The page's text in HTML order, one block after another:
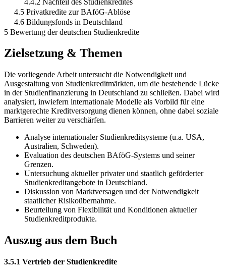
4.5 Privatkredite zur BAföG-Ablöse
4.6 Bildungsfonds in Deutschland
5 Bewertung der deutschen Studienkredite
Zielsetzung & Themen
Die vorliegende Arbeit untersucht die Notwendigkeit und
Ausgestaltung von Studienkreditmärkten, um die bestehende Lücke
in der Studienfinanzierung in Deutschland zu schließen. Dabei wird
analysiert, inwiefern internationale Modelle als Vorbild für eine
marktgerechte Kreditversorgung dienen können, ohne dabei soziale
Barrieren weiter zu verschärfen.
Analyse internationaler Studienkreditsysteme (u.a. USA,
Australien, Schweden).
Evaluation des deutschen BAföG-Systems und seiner
Grenzen.
Untersuchung aktueller privater und staatlich geförderter
Studienkreditangebote in Deutschland.
Diskussion von Marktversagen und der Notwendigkeit
staatlicher Risikoübernahme.
Beurteilung von Flexibilität und Konditionen aktueller
Studienkreditprodukte.
Auszug aus dem Buch
3.5.1 Vertrieb der Studienkredite